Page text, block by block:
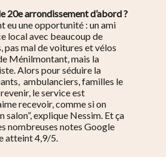
20e arrondissement d’abord ?
eu une opportunité : un ami
local avec beaucoup de
pas mal de voitures et vélos
Ménilmontant, mais la
Alors pour séduire la
ambulanciers, familles le
le service est
recevoir, comme si on
salon”, explique Nessim. Et ça
nombreuses notes Google
atteint 4,9/5.